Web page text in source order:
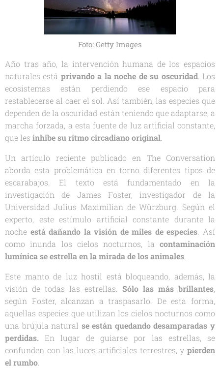
Foto: Getty Images
Año tras año, la intervención humana de los espacios
naturales está privando a la noche de su oscuridad. Los
ecosistemas están perdiendo ese espacio para
restablecerse al caer el sol. Así también, las especies que
dependen de la oscuridad están teniendo que adaptarse, a
marcha forzada, a esta fuente de luz artificial constante,
que les inhibe su ritmo circadiano original.
Un artículo reciente publicado en The Conversation
aborda esta problemática en torno diferentes tipos de
escarabajos. El texto está fundamentado en la
investigación de James Foster, investigador de la
Universidad Julius Maximilian de Würzburg. Según el
experto, este estímulo artificial constante durante la
noche está dañando la visión de miles de especies. Así
como inunda los cielos nocturnos, la contaminación
lumínica se estrella en la mirada de los animales.
Este manto de luz hostil está bloqueando, además, la
visión de todas las estrellas. Sólo las más brillantes,
según Foster, alcanzan a traspasarlo. De esta forma,
aquellas especies que utilizan los cielos nocturnos como
una brújula natural se están quedando desamparadas y
perdidas. En lugar de guiarse por las estrellas, se
confunden con las luces artificiales terrestres, y pierden
el rumbo.